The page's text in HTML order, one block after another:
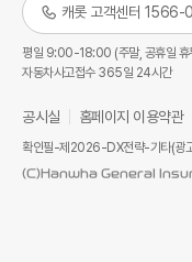
캐롯 고객센터
평일 9:00-18:00 (주말, 공휴일 휴
자동차사고접수 365일 24시간
공시실 홈페이지 이용약관
확인필-제2026-DX전략-기타(
(C)Hanwha General